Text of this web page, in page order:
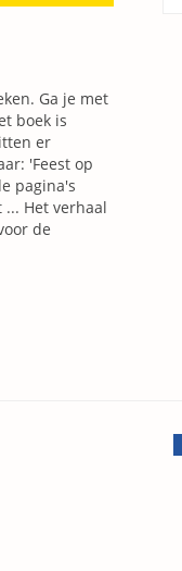
Ga je met
boek is
er
'Feest op
pagina's
Het verhaal
de